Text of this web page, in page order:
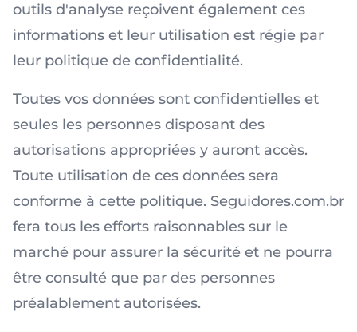
outils d'analyse reçoivent également ces
informations et leur utilisation est régie par
leur politique de confidentialité.
Toutes vos données sont confidentielles et
seules les personnes disposant des
autorisations appropriées y auront accès.
Toute utilisation de ces données sera
conforme à cette politique. Seguidores.com.br
fera tous les efforts raisonnables sur le
marché pour assurer la sécurité et ne pourra
être consulté que par des personnes
préalablement autorisées.